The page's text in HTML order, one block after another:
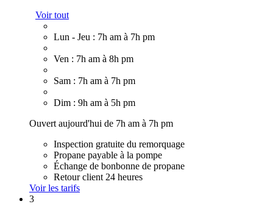
Voir tout
Lun - Jeu : 7h am à 7h pm
Ven : 7h am à 8h pm
Sam : 7h am à 7h pm
Dim : 9h am à 5h pm
Ouvert aujourd'hui de 7h am à 7h pm
Inspection gratuite du remorquage
Propane payable à la pompe
Échange de bonbonne de propane
Retour client 24 heures
Voir les tarifs
3